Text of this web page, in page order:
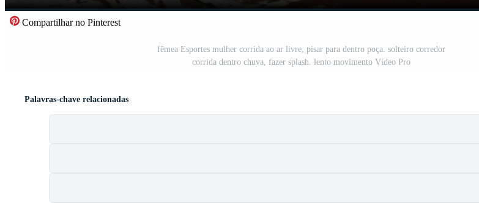
Compartilhar no Pinterest
fêmea Esportes mulher corrida ao ar livre, pisar para dentro poça. solteiro corredor
corrida dentro chuva, fazer splash. lento movimento Vídeo Pro
Palavras-chave relacionadas